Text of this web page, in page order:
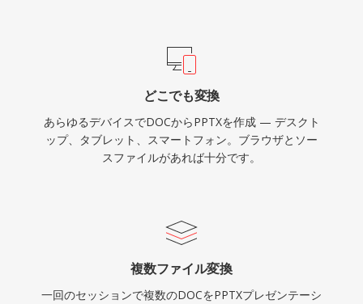
どこでも変換
あらゆるデバイスでDOCからPPTXを作成 — デスクト
ップ、タブレット、スマートフォン。ブラウザとソー
スファイルがあれば十分です。
複数ファイル変換
一回のセッションで複数のDOCをPPTXプレゼンテーシ